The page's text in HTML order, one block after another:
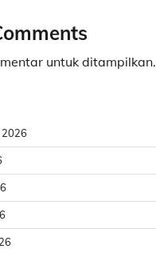
untuk ditampilkan.
2026